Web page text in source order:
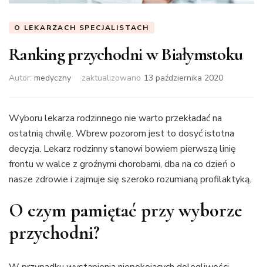
O LEKARZACH SPECJALISTACH
Ranking przychodni w Białymstoku
Autor: medyczny zaktualizowano 13 października 2020
Wyboru lekarza rodzinnego nie warto przekładać na
ostatnią chwilę. Wbrew pozorom jest to dosyć istotna
decyzja. Lekarz rodzinny stanowi bowiem pierwszą linię
frontu w walce z groźnymi chorobami, dba na co dzień o
nasze zdrowie i zajmuje się szeroko rozumianą profilaktyką.
O czym pamiętać przy wyborze
przychodni?